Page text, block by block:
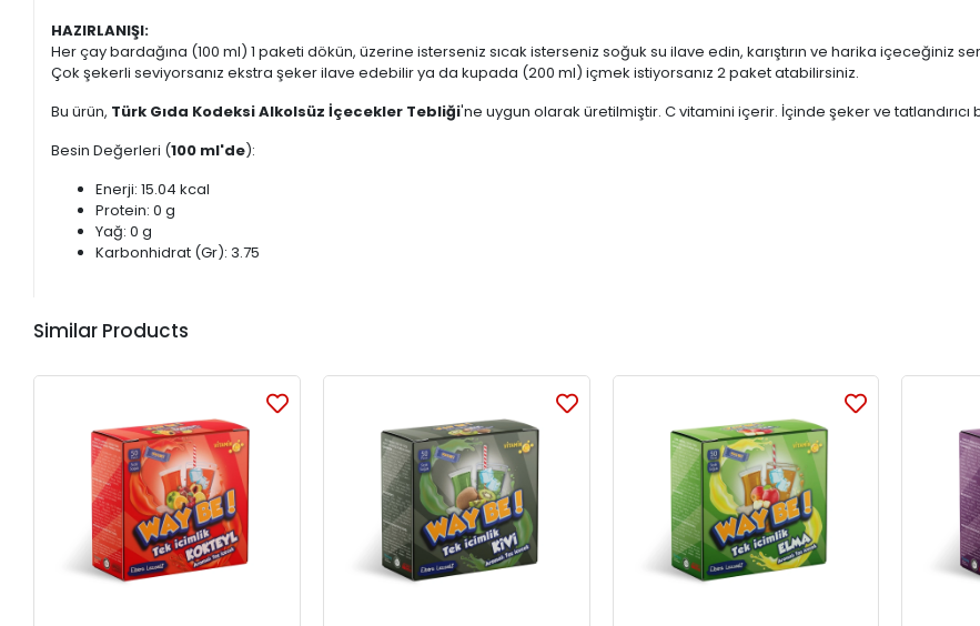
HAZIRLANIŞI:
Her çay bardağına (100 ml) 1 paketi dökün, üzerine isterseniz sıcak isterseniz soğuk su ilave edin, karıştırın ve harika içeceğiniz
Çok şekerli seviyorsanız ekstra şeker ilave edebilir ya da kupada (200 ml) içmek istiyorsanız 2 paket atabilirsiniz.
Bu ürün, Türk Gıda Kodeksi Alkolsüz İçecekler Tebliği'ne uygun olarak üretilmiştir. C vitamini içerir. İçinde şeker ve tatlandırıcı
Besin Değerleri (100 ml'de):
Enerji: 15.04 kcal
Protein: 0 g
Yağ: 0 g
Karbonhidrat (Gr): 3.75
Similar Products